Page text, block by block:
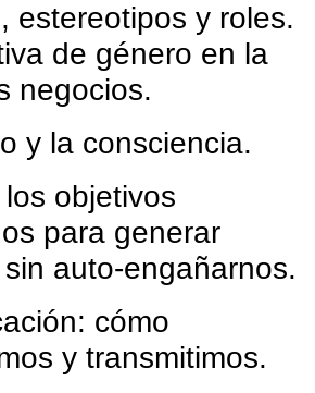
estereotipos y roles.
de género en la
negocios.
y la consciencia.
objetivos
para generar
auto-engañarnos.
cómo
y transmitimos.